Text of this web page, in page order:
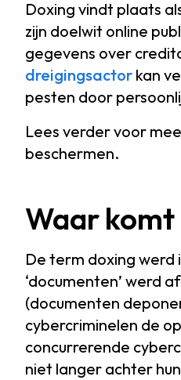
Doxing vindt plaats
zijn doelwit online
gegevens over
dreigingsactor kan
pesten door
Lees verder voor
beschermen.
Waar
De term doxing werd
‘documenten’ werd
(documenten
cybercriminelen de
concurrerende
niet langer achter